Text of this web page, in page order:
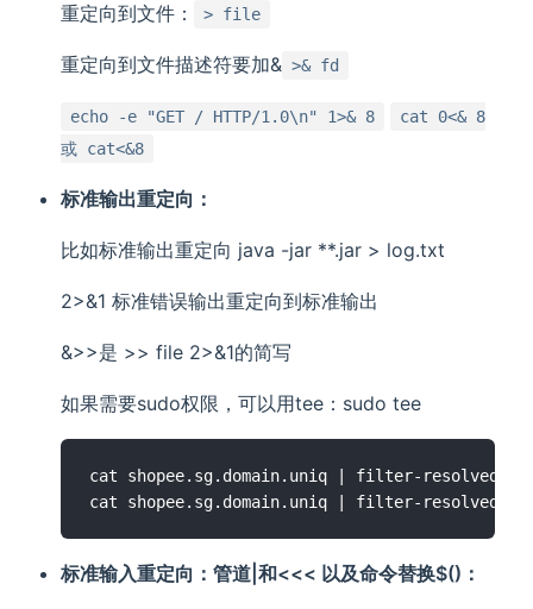
重定向到文件： > file
重定向到文件描述符要加& >& fd
echo -e "GET / HTTP/1.0\n" 1>& 8
cat 0<& 8
或 cat<&8
标准输出重定向：
比如标准输出重定向 java -jar **.jar > log.txt
2>&1 标准错误输出重定向到标准输出
&>>是 >> file 2>&1的简写
如果需要sudo权限，可以用tee：sudo tee
cat shopee.sg.domain.uniq | filter-resolved >
标准输入重定向：管道|和<<< 以及命令替换$()：